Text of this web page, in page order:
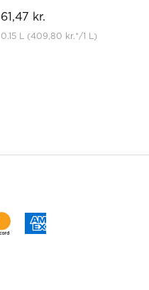
61,47 kr.
0.15 L (409,80 kr.*/1 L)